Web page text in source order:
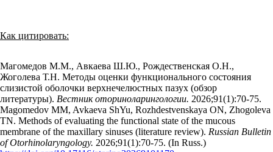
Как цитировать:
Магомедов М.М., Авкаева Ш.Ю., Рождественская О.Н.,
Жоголева Т.Н. Методы оценки функционального состояния
слизистой оболочки верхнечелюстных пазух (обзор
литературы). Вестник оториноларингологии. 2026;91(1):70‑75.
Magomedov MM, Avkaeva ShYu, Rozhdestvenskaya ON, Zhogoleva
TN. Methods of evaluating the functional state of the mucous
membrane of the maxillary sinuses (literature review). Russian Bulletin
of Otorhinolaryngology. 2026;91(1):70‑75. (In Russ.)